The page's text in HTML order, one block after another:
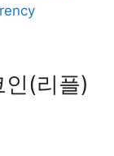
(리플)